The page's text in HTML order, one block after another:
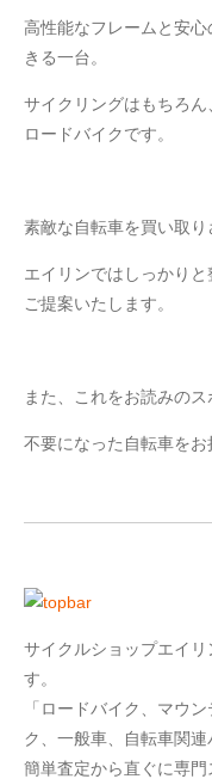
高性能なフレームと安
きる一台。
サイクリングはもちろ
ロードバイクです。
素敵な自転車を買い取り
エイリンではしっかり
ご提案いたします。
また、これをお読みの
不要になった自転車をお
サイクルショップエイリ
す。
「ロードバイク、マウ
ク、一般車、自転車関連
簡単査定から直ぐに専